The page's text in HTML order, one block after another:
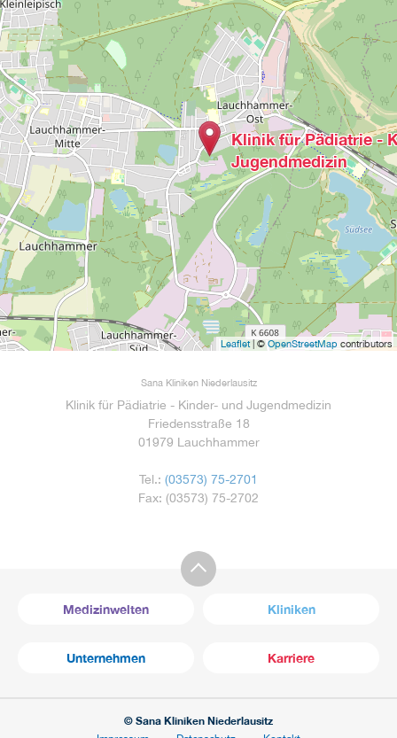
Klinik für Pädiatrie -
Jugendmedizin
Leaflet| © OpenStreetMap contributors
Sana Kliniken Niederlausitz
Klinik für Pädiatrie - Kinder- und Jugendmedizin
Friedensstraße 18
01979 Lauchhammer
Tel.: (03573) 75-2701
Fax: (03573) 75-2702
Medizinwelten Kliniken
Unternehmen Karriere
© Sana Kliniken Niederlausitz